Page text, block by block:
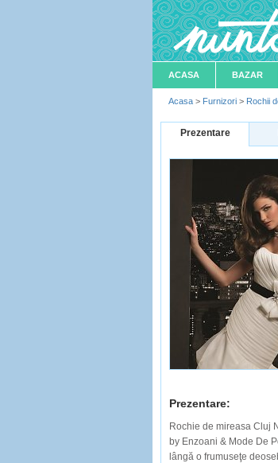
ACASA BAZAR
Acasa > Furnizori > Rochii
Prezentare
Prezentare:
Rochie de mireasa Cluj
by Enzoani & Mode De
lângă o frumuseţe